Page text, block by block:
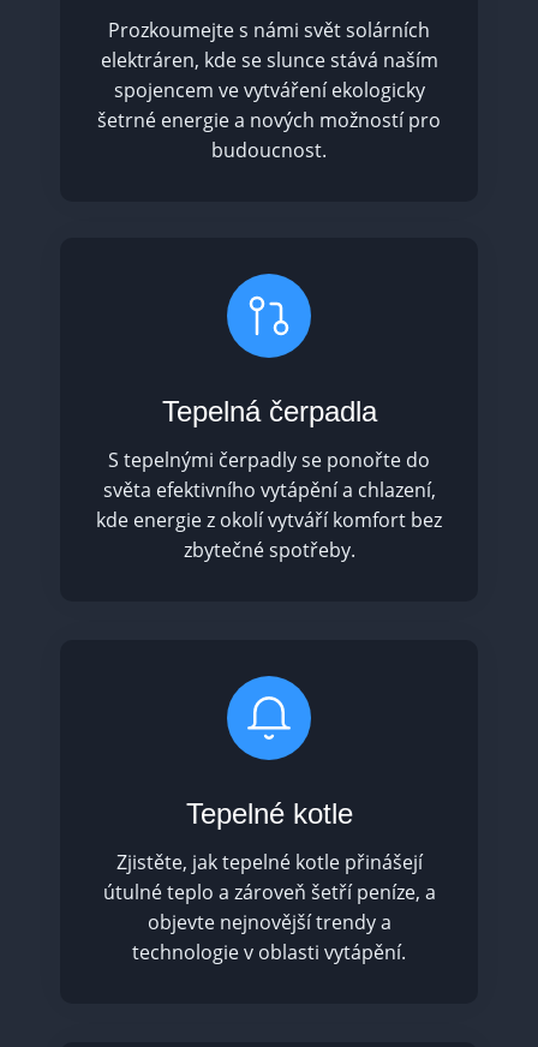
Prozkoumejte s námi svět solárních
elektráren, kde se slunce stává naším
spojencem ve vytváření ekologicky
šetrné energie a nových možností pro
budoucnost.
Tepelná čerpadla
S tepelnými čerpadly se ponořte do
světa efektivního vytápění a chlazení,
kde energie z okolí vytváří komfort bez
zbytečné spotřeby.
Tepelné kotle
Zjistěte, jak tepelné kotle přinášejí
útulné teplo a zároveň šetří peníze, a
objevte nejnovější trendy a
technologie v oblasti vytápění.